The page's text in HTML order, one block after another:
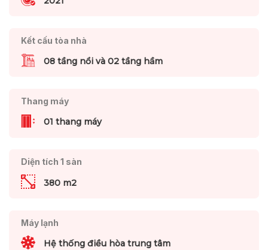
Kết cấu tòa nhà
08 tầng nổi và 02 tầng hầm
Thang máy
01 thang máy
Diện tích 1 sàn
380 m2
Máy lạnh
Hệ thống điều hòa trung tâm